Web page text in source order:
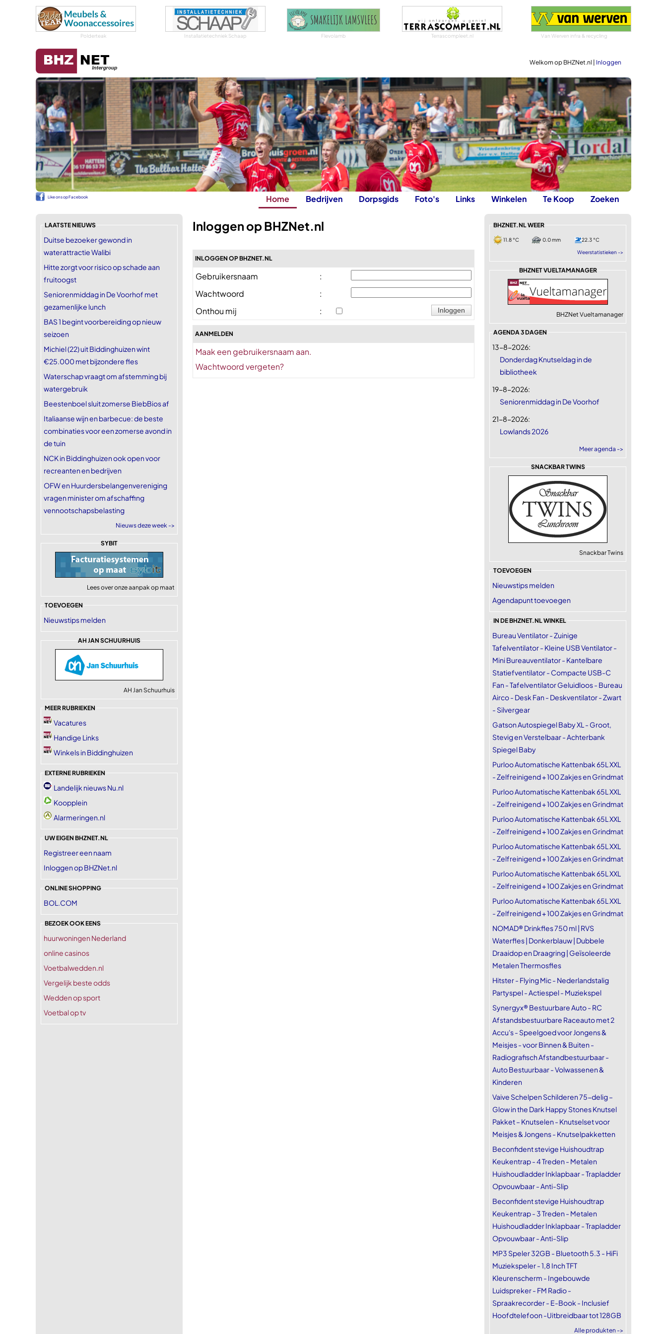
Polderteak Installatietechniek Schaap Flevolamb Terrascompleet.nl Van Werven infra & recycling
Welkom op BHZNet.nl | Inloggen
Like ons op Facebook Home Bedrijven Dorpsgids Foto's Links Winkelen Te Koop Zoeken
LAATSTE NIEUWS
Duitse bezoeker gewond in
waterattractie Walibi
Hitte zorgt voor risico op schade aan
fruitoogst
Seniorenmiddag in De Voorhof met
gezamenlijke lunch
BAS 1 begint voorbereiding op nieuw
seizoen
Michiel (22) uit Biddinghuizen wint
€25.000 met bijzondere fles
Waterschap vraagt om afstemming bij
watergebruik
Beestenboel sluit zomerse BiebBios af
Italiaanse wijn en barbecue: de beste
combinaties voor een zomerse avond in
de tuin
NCK in Biddinghuizen ook open voor
recreanten en bedrijven
OFW en Huurdersbelangenvereniging
vragen minister om afschaffing
vennootschapsbelasting
Nieuws deze week ->
SYBIT
Lees over onze aanpak op maat
TOEVOEGEN
Nieuwstips melden
AH JAN SCHUURHUIS
AH Jan Schuurhuis
MEER RUBRIEKEN
Vacatures
Handige Links
Winkels in Biddinghuizen
EXTERNE RUBRIEKEN
Landelijk nieuws Nu.nl
Koopplein
Alarmeringen.nl
UW EIGEN BHZNET.NL
Registreer een naam
Inloggen op BHZNet.nl
ONLINE SHOPPING
BOL.COM
BEZOEK OOK EENS
huurwoningen Nederland
online casinos
Voetbalwedden.nl
Vergelijk beste odds
Wedden op sport
Voetbal op tv
Inloggen op BHZNet.nl
INLOGGEN OP BHZNET.NL
Gebruikersnaam
:
Wachtwoord
:
Onthou mij
:
AANMELDEN
Maak een gebruikersnaam aan.
Wachtwoord vergeten?
BHZNET.NL WEER
11.8 °C 0.0 mm 22.3 °C
Weerstatistieken ->
BHZNET VUELTAMANAGER
BHZNet Vueltamanager
AGENDA 3 DAGEN
13-8-2026:
Donderdag Knutseldag in de
bibliotheek
19-8-2026:
Seniorenmiddag in De Voorhof
21-8-2026:
Lowlands 2026
Meer agenda ->
SNACKBAR TWINS
Snackbar Twins
TOEVOEGEN
Nieuwstips melden
Agendapunt toevoegen
IN DE BHZNET.NL WINKEL
Bureau Ventilator - Zuinige
Tafelventilator - Kleine USB Ventilator -
Mini Bureauventilator - Kantelbare
Statiefventilator - Compacte USB-C
Fan - Tafelventilator Geluidloos - Bureau
Airco - Desk Fan - Deskventilator - Zwart
- Silvergear
Gatson Autospiegel Baby XL - Groot,
Stevig en Verstelbaar - Achterbank
Spiegel Baby
Purloo Automatische Kattenbak 65L XXL
- Zelfreinigend + 100 Zakjes en Grindmat
Purloo Automatische Kattenbak 65L XXL
- Zelfreinigend + 100 Zakjes en Grindmat
Purloo Automatische Kattenbak 65L XXL
- Zelfreinigend + 100 Zakjes en Grindmat
Purloo Automatische Kattenbak 65L XXL
- Zelfreinigend + 100 Zakjes en Grindmat
Purloo Automatische Kattenbak 65L XXL
- Zelfreinigend + 100 Zakjes en Grindmat
Purloo Automatische Kattenbak 65L XXL
- Zelfreinigend + 100 Zakjes en Grindmat
NOMAD® Drinkfles 750 ml | RVS
Waterfles | Donkerblauw | Dubbele
Draaidop en Draagring | Geïsoleerde
Metalen Thermosfles
Hitster - Flying Mic - Nederlandstalig
Partyspel - Actiespel - Muziekspel
Synergyx® Bestuurbare Auto - RC
Afstandsbestuurbare Raceauto met 2
Accu's - Speelgoed voor Jongens &
Meisjes - voor Binnen & Buiten -
Radiografisch Afstandbestuurbaar -
Auto Bestuurbaar - Volwassenen &
Kinderen
Vaive Schelpen Schilderen 75-delig –
Glow in the Dark Happy Stones Knutsel
Pakket – Knutselen - Knutselset voor
Meisjes & Jongens - Knutselpakketten
Beconfident stevige Huishoudtrap
Keukentrap - 4 Treden - Metalen
Huishoudladder Inklapbaar - Trapladder
Opvouwbaar - Anti-Slip
Beconfident stevige Huishoudtrap
Keukentrap - 3 Treden - Metalen
Huishoudladder Inklapbaar - Trapladder
Opvouwbaar - Anti-Slip
MP3 Speler 32GB - Bluetooth 5.3 - HiFi
Muziekspeler - 1,8 Inch TFT
Kleurenscherm - Ingebouwde
Luidspreker - FM Radio -
Spraakrecorder - E-Book - Inclusief
Hoofdtelefoon -Uitbreidbaar tot 128GB
Alle produkten ->